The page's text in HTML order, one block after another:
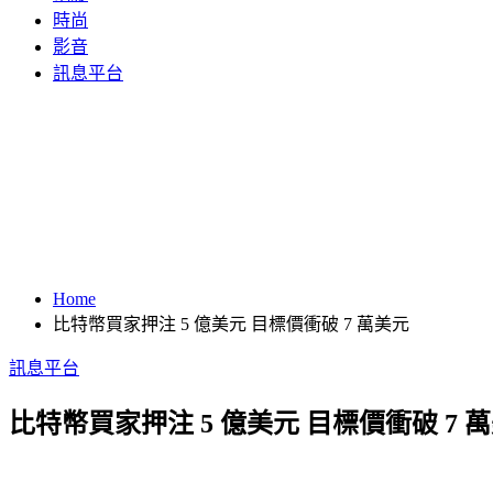
時尚
影音
訊息平台
Home
比特幣買家押注 5 億美元 目標價衝破 7 萬美元
訊息平台
比特幣買家押注 5 億美元 目標價衝破 7